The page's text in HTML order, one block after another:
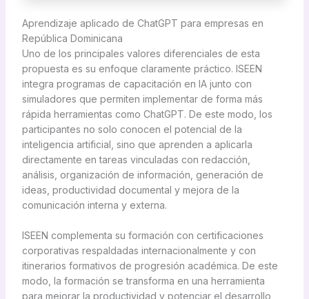
Aprendizaje aplicado de ChatGPT para empresas en
República Dominicana
Uno de los principales valores diferenciales de esta
propuesta es su enfoque claramente práctico. ISEEN
integra programas de capacitación en IA junto con
simuladores que permiten implementar de forma más
rápida herramientas como ChatGPT. De este modo, los
participantes no solo conocen el potencial de la
inteligencia artificial, sino que aprenden a aplicarla
directamente en tareas vinculadas con redacción,
análisis, organización de información, generación de
ideas, productividad documental y mejora de la
comunicación interna y externa.
ISEEN complementa su formación con certificaciones
corporativas respaldadas internacionalmente y con
itinerarios formativos de progresión académica. De este
modo, la formación se transforma en una herramienta
para mejorar la productividad y potenciar el desarrollo